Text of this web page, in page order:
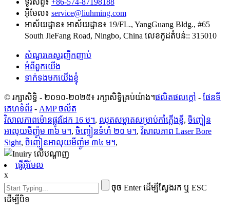
អ៊ីមែល៖ service@liuhming.com
អាស័យដ្ឋាន៖ អាស័យដ្ឋាន៖ 19/FL., YangGuang Bldg., #65
South JieFang Road, Ningbo, China លេខ​កូដ​តំបន់:: 315010
សំណួរគេសួរញឹកញាប់
អំពីពួកយើង
ទាក់ទងមកយើងខ្ញុំ
© រក្សាសិទ្ធិ - ២០១០-២០២៥៖ រក្សាសិទ្ធិគ្រប់យ៉ាង។ផលិតផលក្តៅ - ផែនទី
គេហទំព័រ - AMP ចល័ត
វិសាលភាពម៉ោនផ្លូវដែក 16 ម។, ឈុតសម្អាតសម្រាប់កាំភ្លើងខ្លី, ចិញ្ចៀន
អាលុយមីញ៉ូម ៣៦ ម។, ចិញ្ចៀនទំហំ ២០ ម។, វិសាលភាព Laser Bore
Sight, ចិញ្ចៀនអាលុយមីញ៉ូម ៣៤ ម។,
ផ្ញើអ៊ីមែល
x
ចុច Enter ដើម្បីស្វែងរក ឬ ESC
ដើម្បីបិទ